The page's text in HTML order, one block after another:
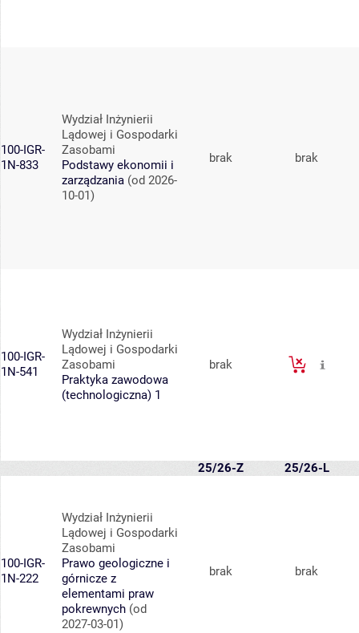
100-IGR-
1N-833
Wydział Inżynierii
Lądowej i Gospodarki
Zasobami
Podstawy ekonomii i
zarządzania (od 2026-
10-01)
brak brak
100-IGR-
1N-541
Wydział Inżynierii
Lądowej i Gospodarki
Zasobami
Praktyka zawodowa
(technologiczna) 1
brak
25/26-Z 25/26-L
100-IGR-
1N-222
Wydział Inżynierii
Lądowej i Gospodarki
Zasobami
Prawo geologiczne i
górnicze z
elementami praw
pokrewnych (od
2027-03-01)
brak brak